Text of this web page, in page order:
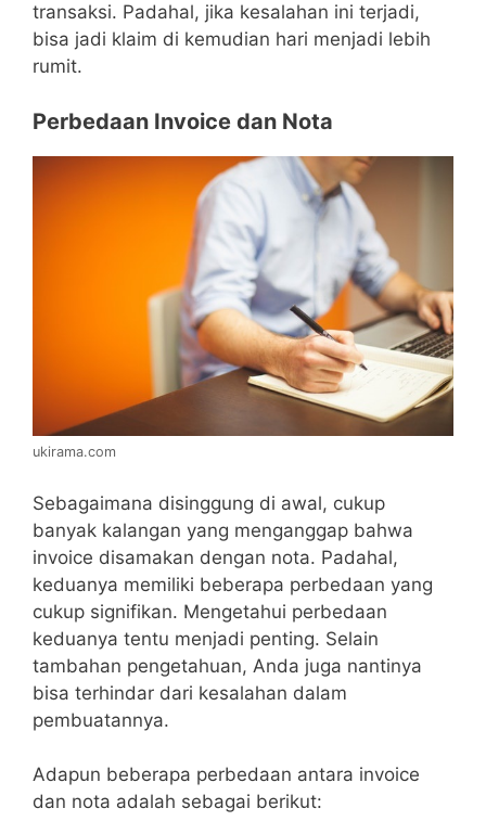
transaksi. Padahal, jika kesalahan ini terjadi,
bisa jadi klaim di kemudian hari menjadi lebih
rumit.
Perbedaan Invoice dan Nota
ukirama.com
Sebagaimana disinggung di awal, cukup
banyak kalangan yang menganggap bahwa
invoice disamakan dengan nota. Padahal,
keduanya memiliki beberapa perbedaan yang
cukup signifikan. Mengetahui perbedaan
keduanya tentu menjadi penting. Selain
tambahan pengetahuan, Anda juga nantinya
bisa terhindar dari kesalahan dalam
pembuatannya.
Adapun beberapa perbedaan antara invoice
dan nota adalah sebagai berikut: